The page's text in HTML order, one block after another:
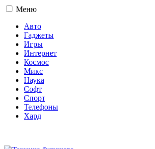
Меню
Авто
Гаджеты
Игры
Интернет
Космос
Микс
Наука
Софт
Спорт
Телефоны
Хард